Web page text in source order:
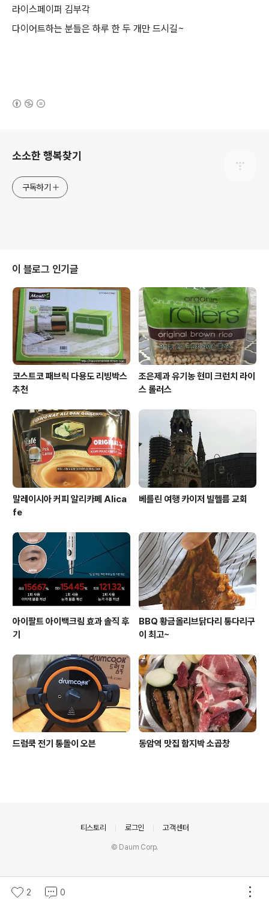
라이스페이퍼 김부각
다이어트하는 분들은 하루 한 두 개만 드시길~
소소한 행복찾기
구독하기
이 블로그 인기글
코스트코 패브릭 다용도 리빙박스
추천
조은제과 유기농 현미 크런치 라이
스 롤러스
말레이시아 커피 알리카페 Alica
fe
베를린 여행 카이저 빌헬름 교회
아이팔트 아이백크림 효과 솔직 후
기
BBQ 황금올리브닭다리 통다리구
이 최고~
드럼쿡 전기 통돌이 오븐 동암역 맛집 함지박 소곱창
2 0
티스토리 로그인 고객센터
© Daum Corp.